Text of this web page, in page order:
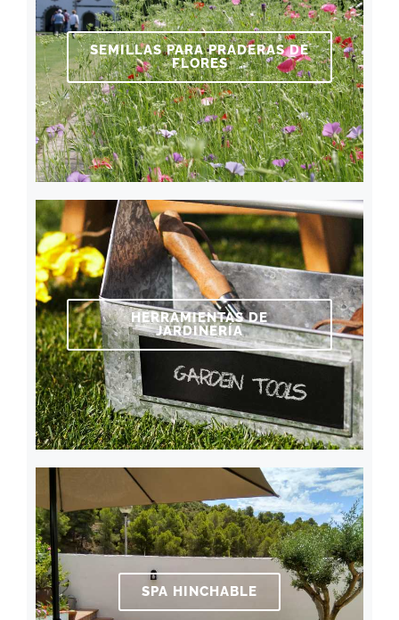
SEMILLAS PARA PRADERAS DE
FLORES
HERRAMIENTAS DE
JARDINERÍA
SPA HINCHABLE